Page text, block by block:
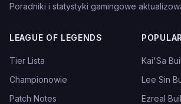
Poradniki i statystyki gamingowe
LEAGUE OF LEGENDS
Tier Lista
Championowie
Patch Notes
Kai'Sa
Lee Sin
Ezreal